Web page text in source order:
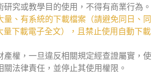
研究或教學目的使用，不得有商業行為。
量、有系統的下載檔案（請避免同日、同
量下載電子全文），且禁止使用自動下載
產權，一旦違反相關規定經查證屬實，使
關法律責任，並停止其使用權限。